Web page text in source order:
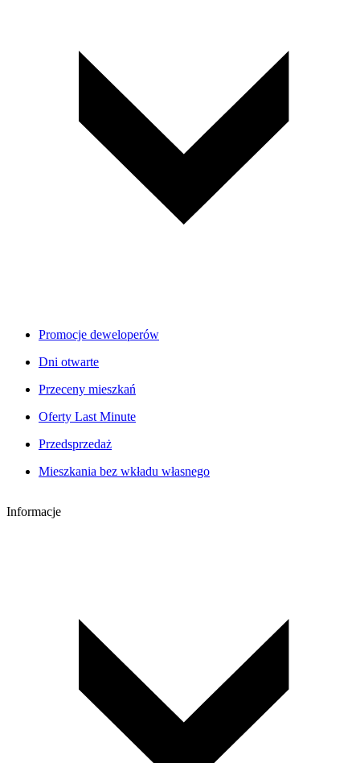
Promocje deweloperów
Dni otwarte
Przeceny mieszkań
Oferty Last Minute
Przedsprzedaż
Mieszkania bez wkładu własnego
Informacje